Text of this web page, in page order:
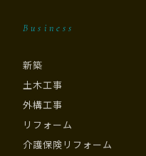
Business
新築
土木工事
外構工事
リフォーム
介護保険リフォーム